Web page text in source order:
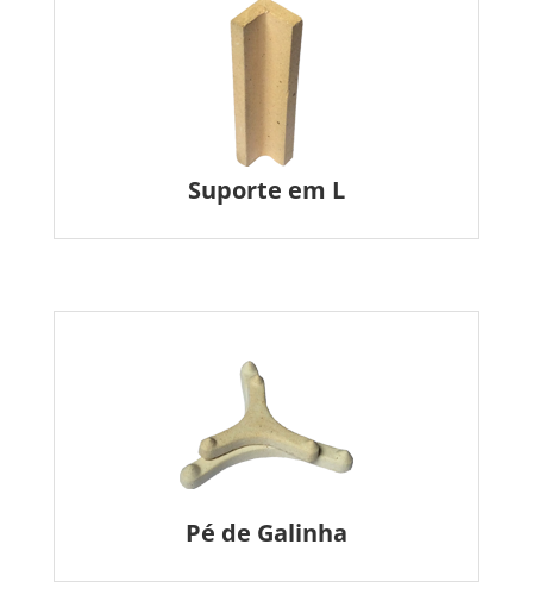
Suporte em L
Pé de Galinha